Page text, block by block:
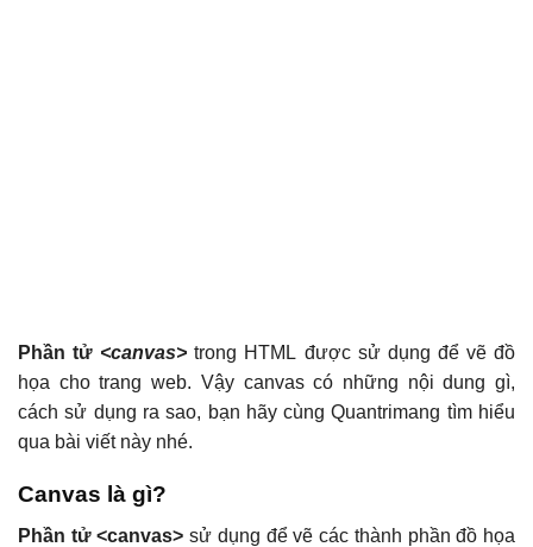
Phần tử <canvas> trong HTML được sử dụng để vẽ đồ
họa cho trang web. Vậy canvas có những nội dung gì,
cách sử dụng ra sao, bạn hãy cùng Quantrimang tìm hiểu
qua bài viết này nhé.
Canvas là gì?
Phần tử <canvas> sử dụng để vẽ các thành phần đồ họa